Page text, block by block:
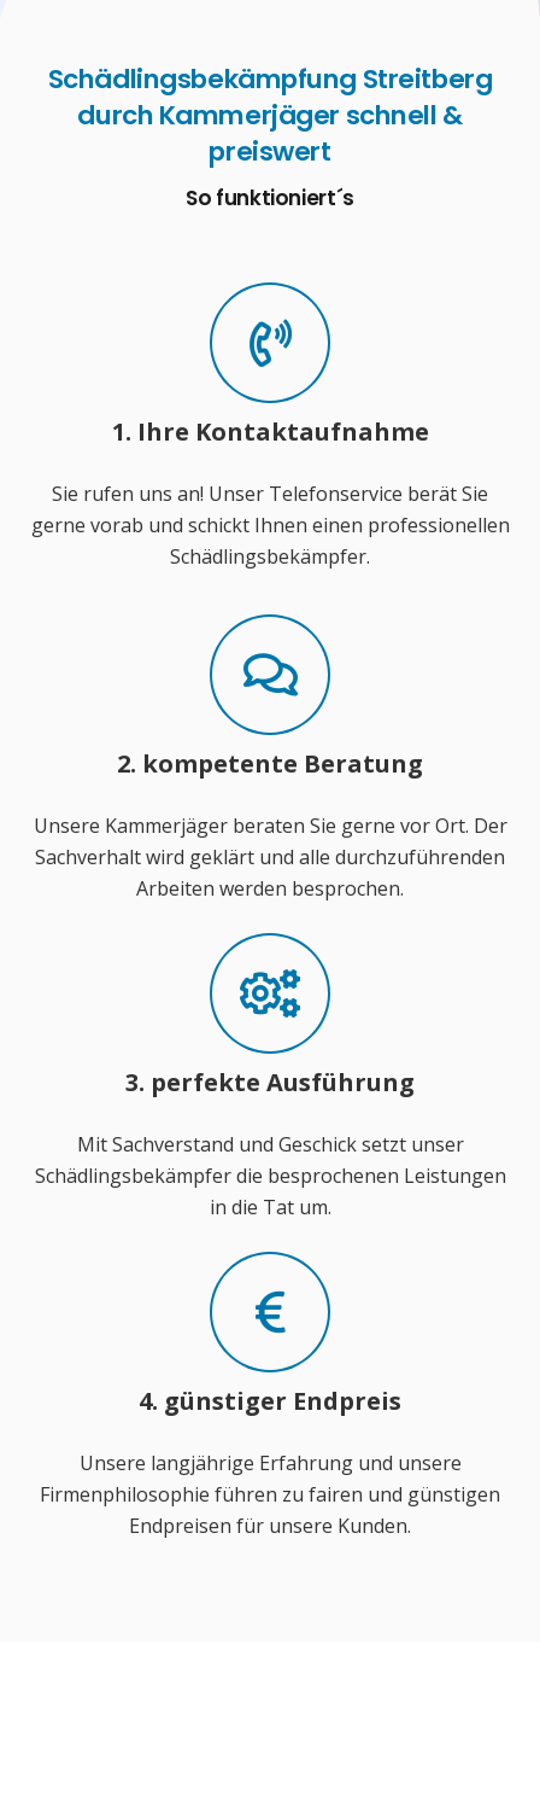
Schädlingsbekämpfung Streitberg
durch Kammerjäger schnell &
preiswert
So funktioniert´s
1. Ihre Kontaktaufnahme
Sie rufen uns an! Unser Telefonservice berät Sie
gerne vorab und schickt Ihnen einen professionellen
Schädlingsbekämpfer.
2. kompetente Beratung
Unsere Kammerjäger beraten Sie gerne vor Ort. Der
Sachverhalt wird geklärt und alle durchzuführenden
Arbeiten werden besprochen.
3. perfekte Ausführung
Mit Sachverstand und Geschick setzt unser
Schädlingsbekämpfer die besprochenen Leistungen
in die Tat um.
4. günstiger Endpreis
Unsere langjährige Erfahrung und unsere
Firmenphilosophie führen zu fairen und günstigen
Endpreisen für unsere Kunden.